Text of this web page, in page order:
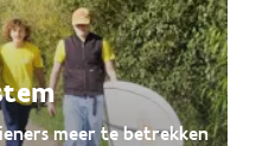
meer te betrekken